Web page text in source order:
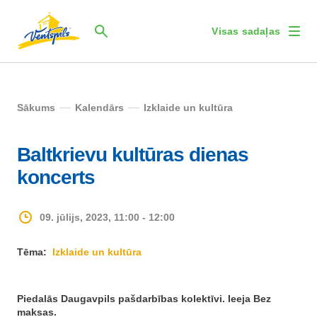
Visas sadaļas
Sākums Kalendārs Izklaide un kultūra
Baltkrievu kultūras dienas
koncerts
09. jūlijs, 2023, 11:00 - 12:00
Tēma: Izklaide un kultūra
Piedalās Daugavpils pašdarbības kolektīvi. Ieeja Bez
maksas.